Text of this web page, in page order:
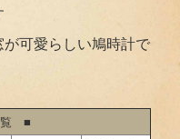
可愛らしい鳩時計で
覧 ■